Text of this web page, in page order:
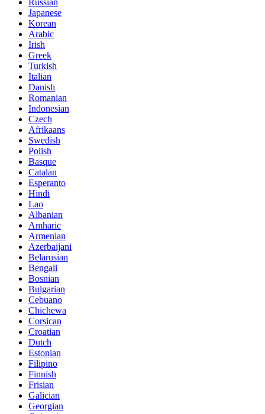
Japanese
Korean
Arabic
Irish
Greek
Turkish
Italian
Danish
Romanian
Indonesian
Czech
Afrikaans
Swedish
Polish
Basque
Catalan
Esperanto
Hindi
Lao
Albanian
Amharic
Armenian
Azerbaijani
Belarusian
Bengali
Bosnian
Bulgarian
Cebuano
Chichewa
Corsican
Croatian
Dutch
Estonian
Filipino
Finnish
Frisian
Galician
Georgian